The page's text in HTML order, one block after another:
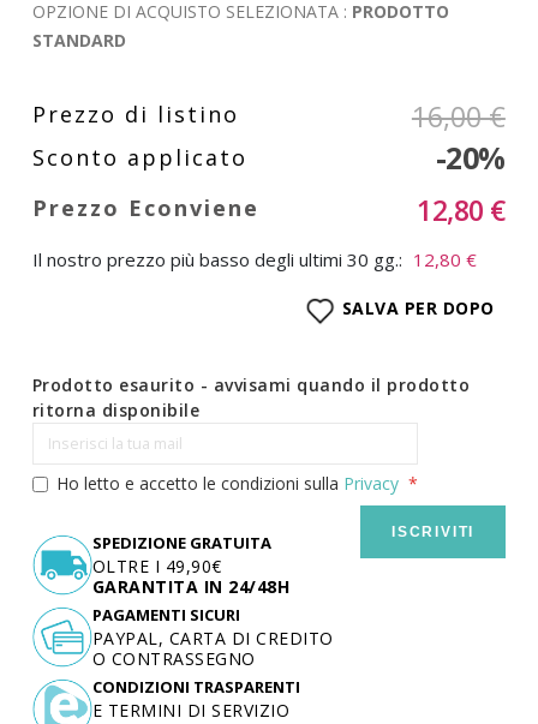
OPZIONE DI ACQUISTO SELEZIONATA : PRODOTTO
STANDARD
16,00 €
-20%
12,80 €
Il nostro prezzo più basso degli ultimi 30 gg.: 12,80 €
SALVA PER DOPO
Prodotto esaurito - avvisami quando il prodotto
ritorna disponibile
Ho letto e accetto le condizioni sulla Privacy
ISCRIVITI
SPEDIZIONE GRATUITA
OLTRE I 49,90€
GARANTITA IN 24/48H
PAGAMENTI SICURI
PAYPAL, CARTA DI CREDITO
O CONTRASSEGNO
CONDIZIONI TRASPARENTI
E TERMINI DI SERVIZIO